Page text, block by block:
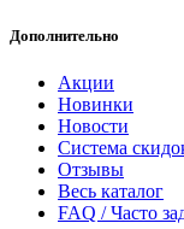
Дополнительно
Акции
Новинки
Новости
Система
Отзывы
Весь каталог
FAQ / Часто